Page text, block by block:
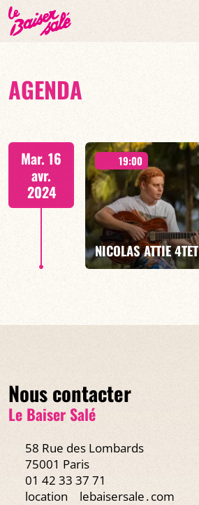
AGENDA
Mar. 16
avr.
2024
19:00
NICOLAS ATTIE 4TET
EN SAVOIR PLUS
Nous contacter
Le Baiser Salé
58 Rue des Lombards
75001 Paris
01 42 33 37 71
location
lebaisersale․com